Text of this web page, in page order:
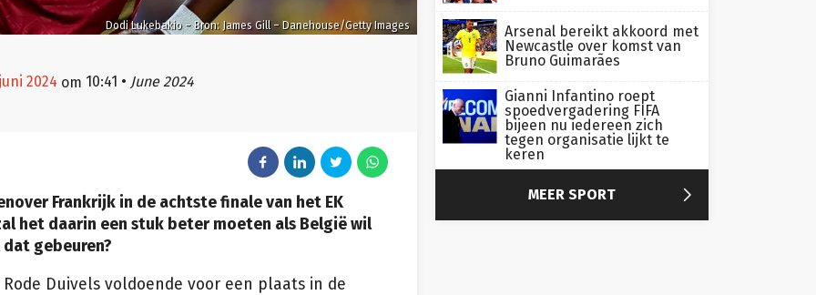
Dodi Lukebakio – Bron: James Gill – Danehouse/Getty Images
2024 om 10:41 • June 2024
Frankrijk in de achtste finale van het EK
het daarin een stuk beter moeten als België wil
gebeuren?
Duivels voldoende voor een plaats in de
Arsenal bereikt akkoord met
Newcastle over komst van
Bruno Guimarães
Gianni Infantino roept
spoedvergadering FIFA
bijeen nu iedereen zich
tegen organisatie lijkt te
keren
MEER SPORT 